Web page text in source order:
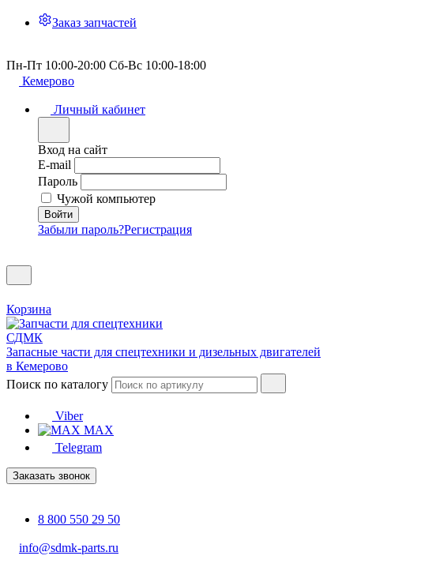
Заказ запчастей
Пн-Пт 10:00-20:00 Сб-Вс 10:00-18:00
Кемерово
Личный кабинет
Вход на сайт
E-mail
Пароль
Чужой компьютер
Забыли пароль?Регистрация
Корзина
Запасные части для спецтехники и дизельных двигателей
в Кемерово
Поиск по каталогу
Viber
MAX
Telegram
Заказать звонок
8 800 550 29 50
info@sdmk-parts.ru